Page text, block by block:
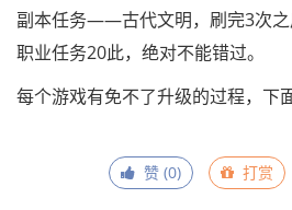
副本任务——古代文明，刷完3次之
职业任务20此，绝对不能错过。
每个游戏有免不了升级的过程，下
赞 (0) 打赏